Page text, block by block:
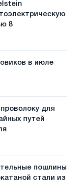
8
в июле
для
путей
пошлины
стали из